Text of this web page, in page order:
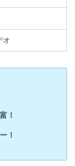
オ
！
！